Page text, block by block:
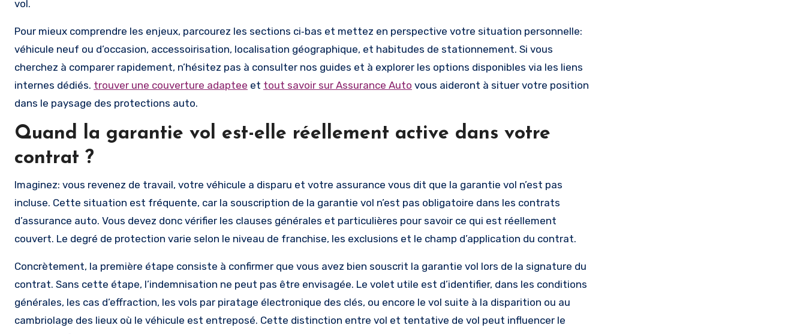
vol.
Pour mieux comprendre les enjeux, parcourez les sections ci‑bas et mettez en perspective votre situation personnelle:
véhicule neuf ou d’occasion, accessoirisation, localisation géographique, et habitudes de stationnement. Si vous
cherchez à comparer rapidement, n’hésitez pas à consulter nos guides et à explorer les options disponibles via les liens
internes dédiés. trouver une couverture adaptee et tout savoir sur Assurance Auto vous aideront à situer votre position
dans le paysage des protections auto.
Quand la garantie vol est-elle réellement active dans votre
contrat ?
Imaginez: vous revenez de travail, votre véhicule a disparu et votre assurance vous dit que la garantie vol n’est pas
incluse. Cette situation est fréquente, car la souscription de la garantie vol n’est pas obligatoire dans les contrats
d’assurance auto. Vous devez donc vérifier les clauses générales et particulières pour savoir ce qui est réellement
couvert. Le degré de protection varie selon le niveau de franchise, les exclusions et le champ d’application du contrat.
Concrètement, la première étape consiste à confirmer que vous avez bien souscrit la garantie vol lors de la signature du
contrat. Sans cette étape, l’indemnisation ne peut pas être envisagée. Le volet utile est d’identifier, dans les conditions
générales, les cas d’effraction, les vols par piratage électronique des clés, ou encore le vol suite à la disparition ou au
cambriolage des lieux où le véhicule est entreposé. Cette distinction entre vol et tentative de vol peut influencer le